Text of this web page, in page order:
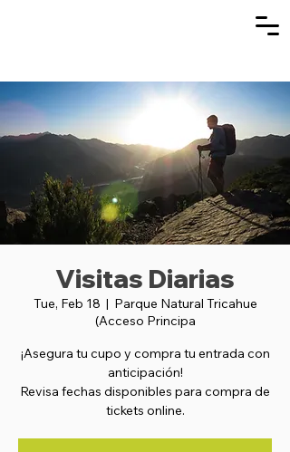
Visitas Diarias
Tue, Feb 18
  |
Parque Natural Tricahue
(Acceso Principa
¡Asegura tu cupo y compra tu entrada con
anticipación!
Revisa fechas disponibles para compra de
tickets online.